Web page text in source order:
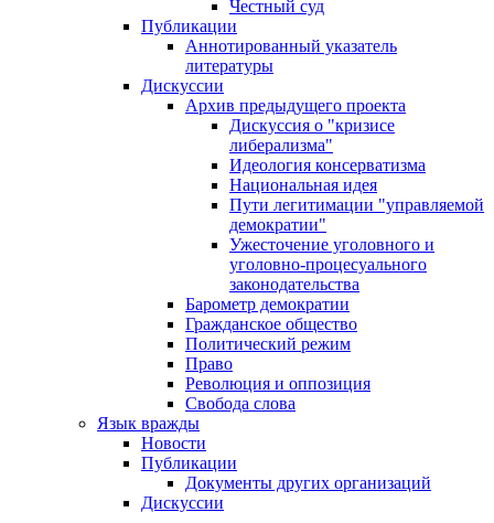
Честный суд
Публикации
Аннотированный указатель
литературы
Дискуссии
Архив предыдущего проекта
Дискуссия о "кризисе
либерализма"
Идеология консерватизма
Национальная идея
Пути легитимации "управляемой
демократии"
Ужесточение уголовного и
уголовно-процесуального
законодательства
Барометр демократии
Гражданское общество
Политический режим
Право
Революция и оппозиция
Свобода слова
Язык вражды
Новости
Публикации
Документы других организаций
Дискуссии